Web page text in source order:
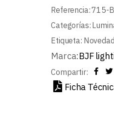
Referencia:715-
Categorías:
Etiqueta: Novedad
Marca:BJF
Compartir:
Ficha